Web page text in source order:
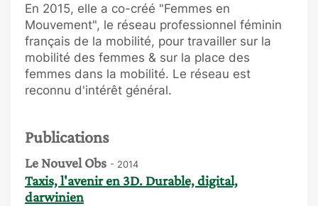
En 2015, elle a co-créé "Femmes en
Mouvement", le réseau professionnel féminin
français de la mobilité, pour travailler sur la
mobilité des femmes & sur la place des
femmes dans la mobilité. Le réseau est
reconnu d'intérêt général.
Publications
Le Nouvel Obs - 2014
Taxis, l'avenir en 3D. Durable, digital,
darwinien